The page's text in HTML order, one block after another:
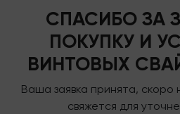
СПАСИБО ЗА
ПОКУПКУ И
ВИНТОВЫХ
Ваша заявка принята,
свяжется для